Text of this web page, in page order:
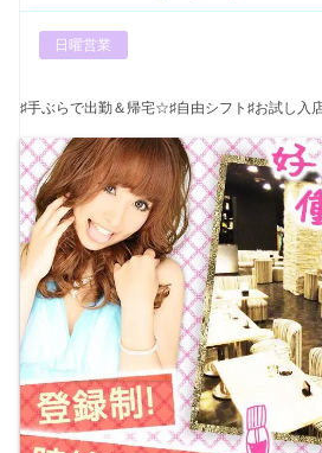
日曜営業
♯手ぶらで出勤＆帰宅☆♯自由シフト♯お試し入